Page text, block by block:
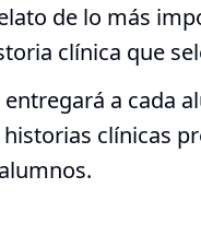
de lo más
clínica que
entregará a cada
clínicas